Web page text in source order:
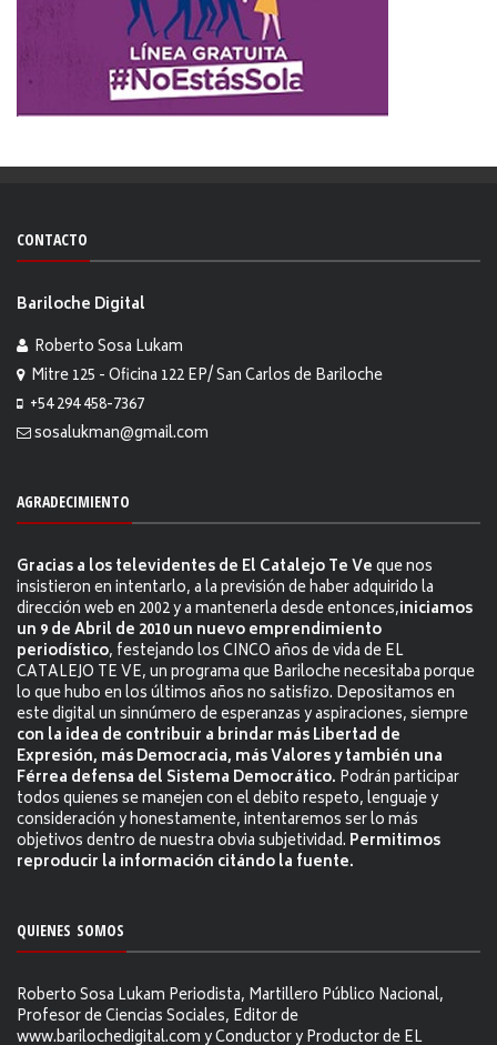
CONTACTO
Bariloche Digital
Roberto Sosa Lukam
Mitre 125 - Oficina 122 EP/ San Carlos de Bariloche
+54 294 458-7367
sosalukman@gmail.com
AGRADECIMIENTO
Gracias a los televidentes de El Catalejo Te Veque nos
insistieron en intentarlo, a la previsión de haber adquirido la
dirección web en 2002 y a mantenerla desde entonces,iniciamos
un 9 de Abril de 2010 un nuevo emprendimiento
periodístico, festejando los CINCO años de vida de EL
CATALEJO TE VE, un programa que Bariloche necesitaba porque
lo que hubo en los últimos años no satisfizo. Depositamos en
este digital un sinnúmero de esperanzas y aspiraciones, siempre
con la idea de contribuir a brindar más Libertad de
Expresión, más Democracia, más Valores y también una
Férrea defensa del Sistema Democrático. Podrán participar
todos quienes se manejen con el debito respeto, lenguaje y
consideración y honestamente, intentaremos ser lo más
objetivos dentro de nuestra obvia subjetividad. Permitimos
reproducir la información citándo la fuente.
QUIENES SOMOS
Roberto Sosa Lukam Periodista, Martillero Público Nacional,
Profesor de Ciencias Sociales, Editor de
www.barilochedigital.com y Conductor y Productor de EL